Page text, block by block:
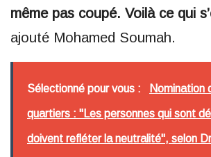
même pas coupé. Voilà ce qui
ajouté Mohamed Soumah.
Sélectionné pour vous : Nomination
quartiers : "Les personnes qui sont
doivent refléter la neutralité", selon